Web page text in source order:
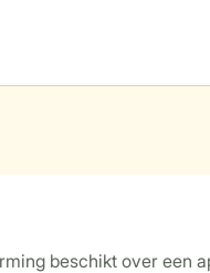
beschikt over een